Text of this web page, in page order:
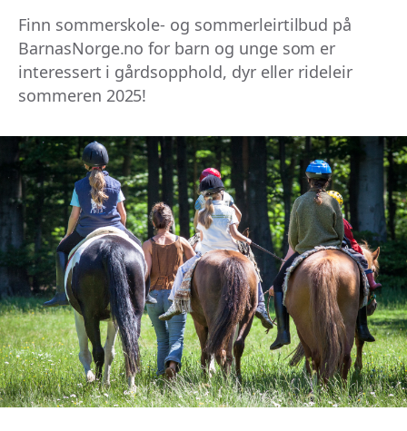
Finn sommerskole- og sommerleirtilbud på
BarnasNorge.no for barn og unge som er
interessert i gårdsopphold, dyr eller rideleir
sommeren 2025!